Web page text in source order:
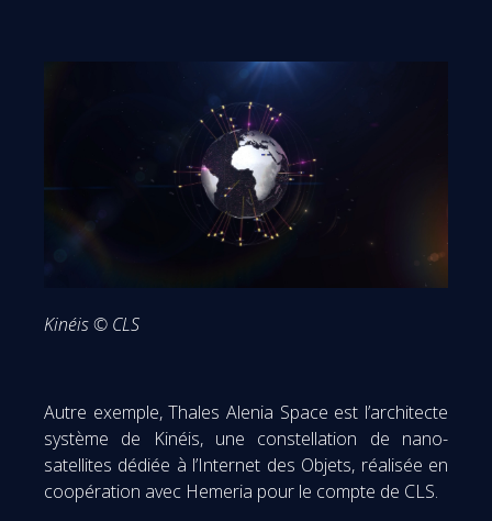
Kinéis © CLS
Autre exemple, Thales Alenia Space est l’architecte
système de Kinéis, une constellation de nano-
satellites dédiée à l’Internet des Objets, réalisée en
coopération avec Hemeria pour le compte de CLS.